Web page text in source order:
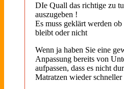
DIe Quall das richtige zu
auszugeben !
Es muss geklärt werden
bleibt oder nicht
Wenn ja haben Sie eine
Anpassung bereits von
aufpassen, dass es nicht
Matratzen wieder